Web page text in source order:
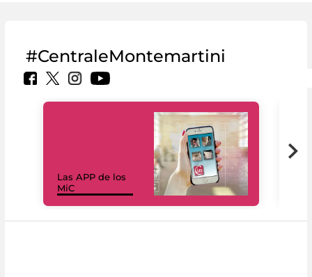
#CentraleMontemartini
Las APP de los
MiC